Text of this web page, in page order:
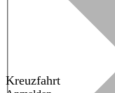
Kreuzfahrt